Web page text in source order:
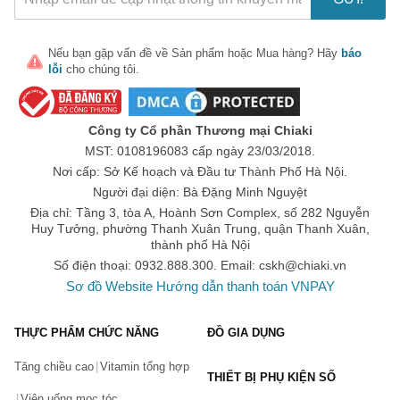
nền tảng thể chất về sự phát triển và trí tuệ trong những năm
tháng đầu đời.
5. Pediakid Sommeil
Là dòng siro hỗ trợ bé có giấc ngủ ngon, không tỉnh dậy giữa
đêm, mang lại cho cả mẹ và bé có giấc ngủ tốt hơn. Sản phẩm
Pediakid chính hãng được chiết xuất từ thiên nhiên, lành tính và
lành tính cho bé.
6. Pediakid bổ sung Omega 3
Là dòng siro hỗ trợ bổ sung omega 3, phát triển não bộ vượt trội.
Với những thành phần từ thiên nhiên, sản phẩm tăng cường sức
đề kháng, giúp bé thông minh hơn.
Là dòng sản phẩm Pediakid dạng cốm, hỗ trợ tăng trưởng chiều
cao. Với sự kết hợp giữa canxi và vitamin D3, Pediakid chính
huy tối đa chiều cao, lớn nhanh và khỏe mạnh hơn.
Nếu bạn gặp vấn đề về Sản phẩm hoặc Mua hàng? Hãy báo
lỗi cho chúng tôi.
Công ty Cổ phần Thương mại Chiaki
MST: 0108196083 cấp ngày 23/03/2018.
Nơi cấp: Sở Kế hoạch và Đầu tư Thành Phố Hà Nội.
Người đại diện: Bà Đặng Minh Nguyệt
Địa chỉ: Tầng 3, tòa A, Hoành Sơn Complex, số 282 Nguyễn
Huy Tưởng, phường Thanh Xuân Trung, quận Thanh Xuân,
thành phố Hà Nội
Số điện thoại: 0932.888.300. Email: cskh@chiaki.vn
Sơ đồ Website Hướng dẫn thanh toán VNPAY
THỰC PHẨM CHỨC NĂNG
Tăng chiều cao Vitamin tổng hợp
ĐỒ GIA DỤNG
THIẾT BỊ PHỤ KIỆN SỐ